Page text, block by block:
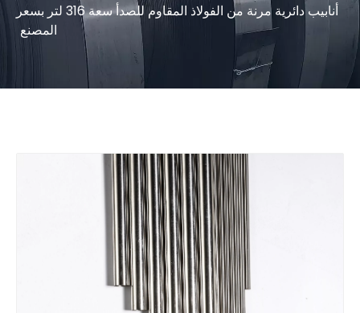
أنابيب دائرية مرنة من الفولاذ المقاوم للصدأ سعة 316 لتر بسعر
المصنع